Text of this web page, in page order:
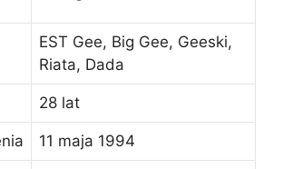
EST Gee, Big Gee, Geeski,
Riata, Dada
28 lat
11 maja 1994